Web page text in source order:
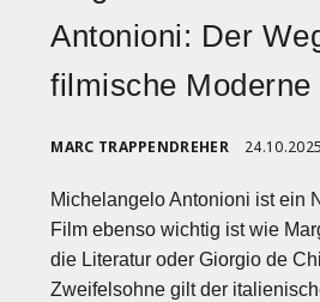
Antonioni: Der
filmische Moderne
MARC TRAPPENDREHER 24.10.2025
Michelangelo Antonioni ist ein
Film ebenso wichtig ist wie
die Literatur oder Giorgio de
Zweifelsohne gilt der